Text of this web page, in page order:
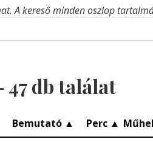
A kereső minden oszlop
47db találat
Bemutató ▲ Perc ▲